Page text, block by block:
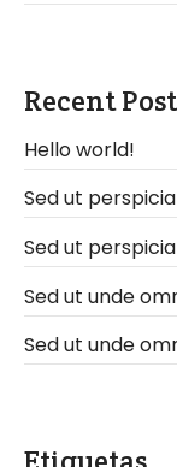
Recent
Hello world!
Sed ut
Sed ut
Sed ut unde
Sed ut unde